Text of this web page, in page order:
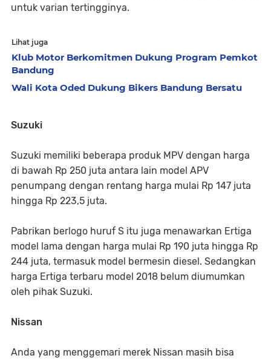
untuk varian tertingginya.
Lihat juga
Klub Motor Berkomitmen Dukung Program Pemkot
Bandung
Wali Kota Oded Dukung Bikers Bandung Bersatu
Suzuki
Suzuki memiliki beberapa produk MPV dengan harga
di bawah Rp 250 juta antara lain model APV
penumpang dengan rentang harga mulai Rp 147 juta
hingga Rp 223,5 juta.
Pabrikan berlogo huruf S itu juga menawarkan Ertiga
model lama dengan harga mulai Rp 190 juta hingga Rp
244 juta, termasuk model bermesin diesel. Sedangkan
harga Ertiga terbaru model 2018 belum diumumkan
oleh pihak Suzuki.
Nissan
Anda yang menggemari merek Nissan masih bisa